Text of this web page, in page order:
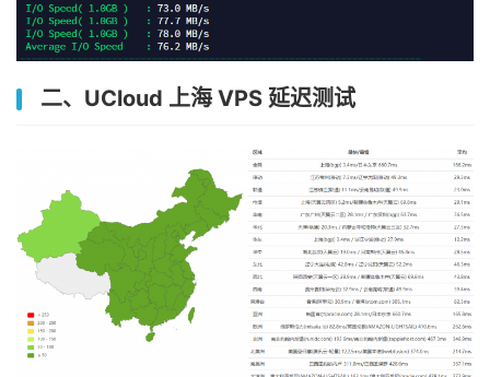
二、UCloud 上海 VPS 延迟测试